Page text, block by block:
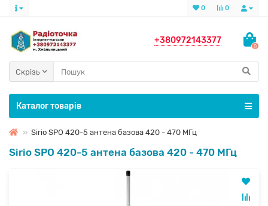
0
0
+380972143377
0
Скрізь
Каталог товарів
Sirio SPO 420-5 антена базова 420 - 470 МГц
Sirio SPO 420-5 антена базова 420 - 470 МГц